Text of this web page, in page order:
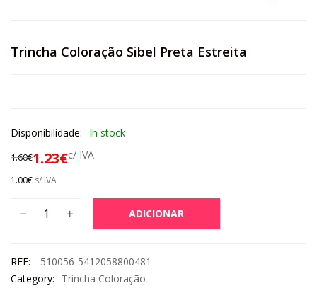
Trincha Coloração Sibel Preta Estreita
Disponibilidade: In stock
1.60€1.23€c/ IVA
1.00€ s/ IVA
ADICIONAR
REF:
510056-5412058800481
Category:
Trincha Coloração